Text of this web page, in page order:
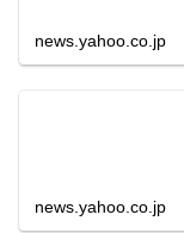
news.yahoo.co.jp
news.yahoo.co.jp